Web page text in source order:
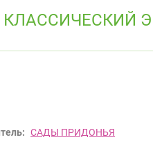
САДЫ ПРИДОНЬЯ